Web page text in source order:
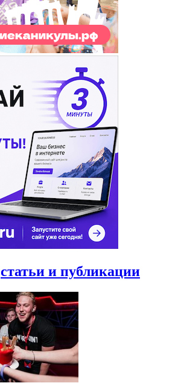
статьи и публикации